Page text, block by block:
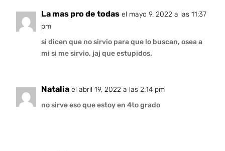
La mas pro de todas el mayo 9, 2022 a las 11:37
pm
si dicen que no sirvio para que lo buscan, osea a
mi si me sirvio, jaj que estupidos.
Natalia el abril 19, 2022 a las 2:14 pm
no sirve eso que estoy en 4to grado